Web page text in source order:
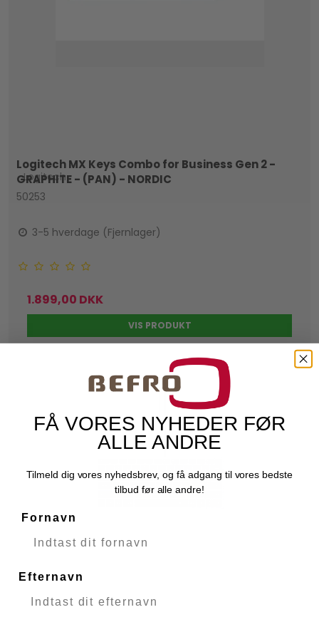
Logitech MX Keys Combo for Business Gen 2 -
GRAPHITE - (PAN) - NORDIC
Logitech
50253
3-5 hverdage (Fjernlager)
1.899,00 DKK
VIS PRODUKT
FÅ VORES NYHEDER FØR
ALLE ANDRE
Tilmeld dig vores nyhedsbrev, og få adgang til vores bedste
tilbud før alle andre!
Fornavn
Efternavn